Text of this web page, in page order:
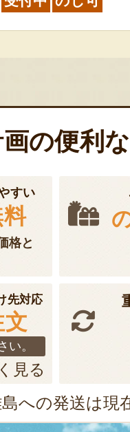
の便利
すい
格と
先対応
。
見る
への発送は現